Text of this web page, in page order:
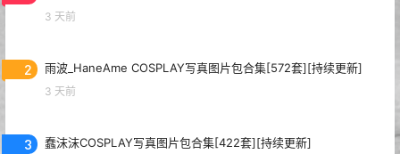
3 天前
2 雨波_HaneAme COSPLAY写真图片包合集[572套][持续更新]
3 天前
3 蠢沫沫COSPLAY写真图片包合集[422套][持续更新]